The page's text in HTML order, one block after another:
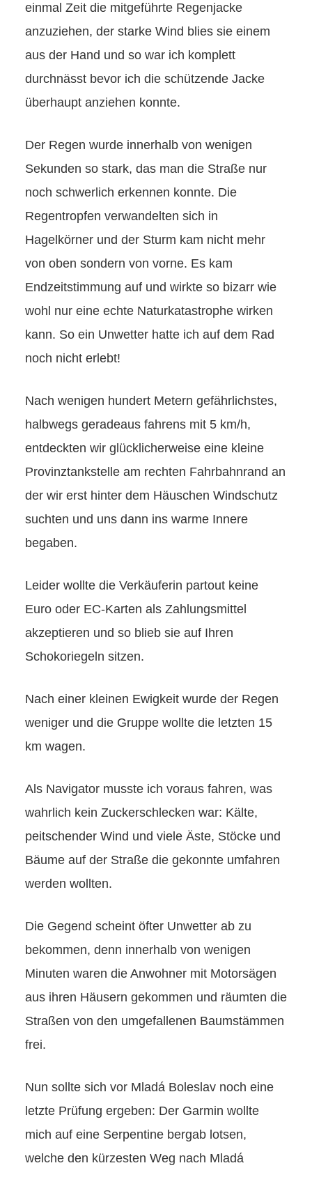
einmal Zeit die mitgeführte Regenjacke
anzuziehen, der starke Wind blies sie einem
aus der Hand und so war ich komplett
durchnässt bevor ich die schützende Jacke
überhaupt anziehen konnte.
Der Regen wurde innerhalb von wenigen
Sekunden so stark, das man die Straße nur
noch schwerlich erkennen konnte. Die
Regentropfen verwandelten sich in
Hagelkörner und der Sturm kam nicht mehr
von oben sondern von vorne. Es kam
Endzeitstimmung auf und wirkte so bizarr wie
wohl nur eine echte Naturkatastrophe wirken
kann. So ein Unwetter hatte ich auf dem Rad
noch nicht erlebt!
Nach wenigen hundert Metern gefährlichstes,
halbwegs geradeaus fahrens mit 5 km/h,
entdeckten wir glücklicherweise eine kleine
Provinztankstelle am rechten Fahrbahnrand an
der wir erst hinter dem Häuschen Windschutz
suchten und uns dann ins warme Innere
begaben.
Leider wollte die Verkäuferin partout keine
Euro oder EC-Karten als Zahlungsmittel
akzeptieren und so blieb sie auf Ihren
Schokoriegeln sitzen.
Nach einer kleinen Ewigkeit wurde der Regen
weniger und die Gruppe wollte die letzten 15
km wagen.
Als Navigator musste ich voraus fahren, was
wahrlich kein Zuckerschlecken war: Kälte,
peitschender Wind und viele Äste, Stöcke und
Bäume auf der Straße die gekonnte umfahren
werden wollten.
Die Gegend scheint öfter Unwetter ab zu
bekommen, denn innerhalb von wenigen
Minuten waren die Anwohner mit Motorsägen
aus ihren Häusern gekommen und räumten die
Straßen von den umgefallenen Baumstämmen
frei.
Nun sollte sich vor Mladá Boleslav noch eine
letzte Prüfung ergeben: Der Garmin wollte
mich auf eine Serpentine bergab lotsen,
welche den kürzesten Weg nach Mladá